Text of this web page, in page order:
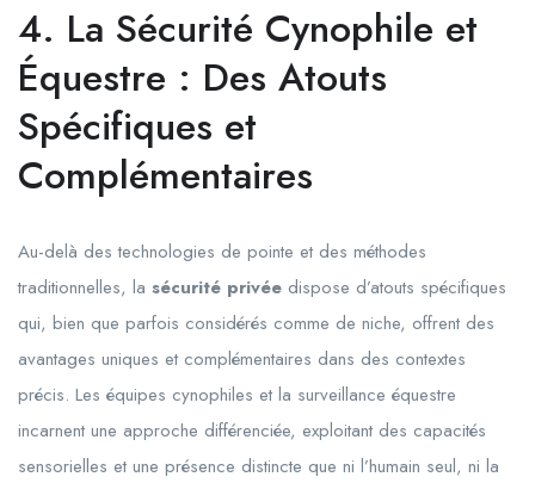
4. La Sécurité Cynophile et
Équestre : Des Atouts
Spécifiques et
Complémentaires
Au-delà des technologies de pointe et des méthodes
traditionnelles, la sécurité privée dispose d’atouts spécifiques
qui, bien que parfois considérés comme de niche, offrent des
avantages uniques et complémentaires dans des contextes
précis. Les équipes cynophiles et la surveillance équestre
incarnent une approche différenciée, exploitant des capacités
sensorielles et une présence distincte que ni l’humain seul, ni la